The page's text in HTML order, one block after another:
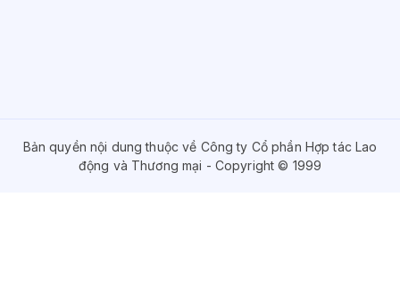
Bản quyền nội dung thuộc về Công ty Cổ phần Hợp tác Lao
động và Thương mại - Copyright © 1999